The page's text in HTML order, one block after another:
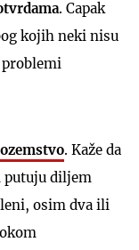
. Capak
kojih neki nisu
. Kaže da
putuju diljem
osim dva ili